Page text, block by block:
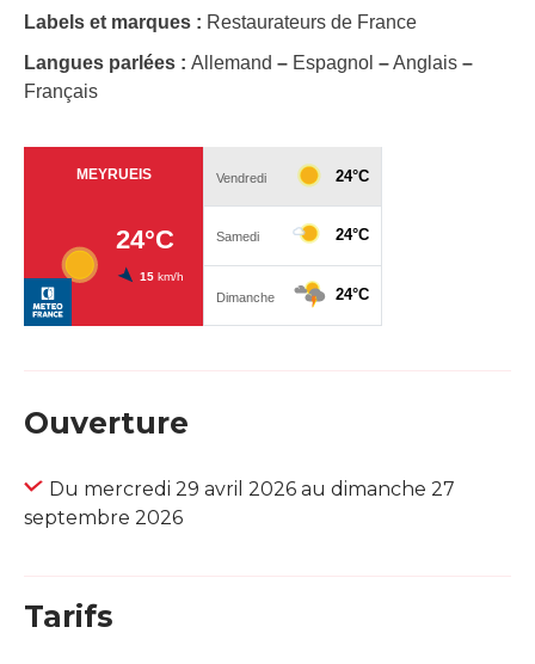
Labels et marques : Restaurateurs de France
Langues parlées : Allemand – Espagnol –Anglais –
Français
Ouverture
Du mercredi 29 avril 2026 au dimanche 27
septembre 2026
Tarifs